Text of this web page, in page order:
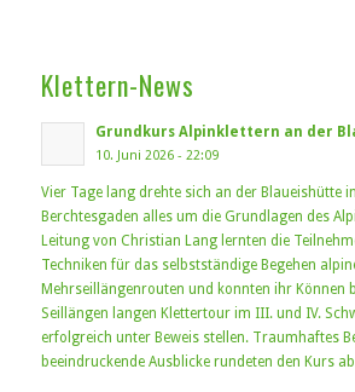
Klettern-News
Grundkurs Alpinklettern an der
10. Juni 2026 - 22:09
Vier Tage lang drehte sich an der Blaueishütte
Berchtesgaden alles um die Grundlagen des
Leitung von Christian Lang lernten die
Techniken für das selbstständige Begehen
Mehrseillängenrouten und konnten ihr Können
Seillängen langen Klettertour im III. und IV.
erfolgreich unter Beweis stellen. Traumhaftes
beeindruckende Ausblicke rundeten den Kurs